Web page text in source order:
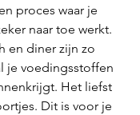
proces waar je
naar toe werkt.
en diner zijn zo
je voedingsstoffen
Het liefst
Dit is voor je